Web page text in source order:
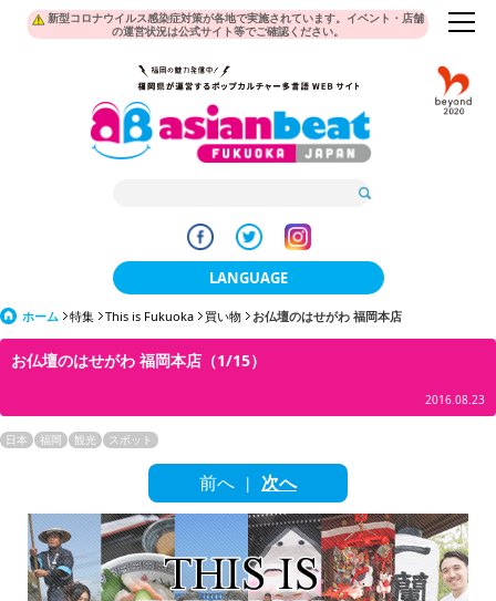
新型コロナウイルス感染症対策が各地で実施されています。イベント・店舗
の運営状況は公式サイト等でご確認ください。
LANGUAGE
日本語
한국어
English
ภาษาไทย
tiéng Viêt
ホーム 特集 This is Fukuoka 買い物 お仏壇のはせがわ 福岡本店
お仏壇のはせがわ 福岡本店（1/15）
2016.08.23
日本 福岡 観光 スポット
前へ | 次へ